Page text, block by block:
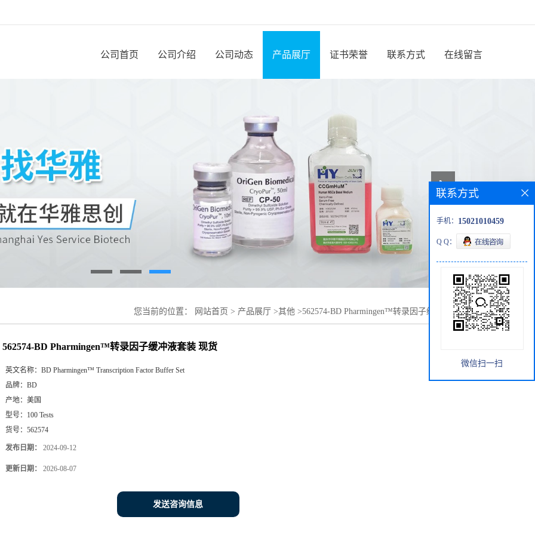
公司首页 公司介绍 公司动态 产品展厅 证书荣誉 联系方式 在线留言
您当前的位置： 网站首页 > 产品展厅 >其他 >562574-BD Pharmingen™转录因子缓冲液套装 现货
562574-BD Pharmingen™转录因子缓冲液套装 现货
英文名称： BD Pharmingen™ Transcription Factor Buffer Set
品牌： BD
产地： 美国
型号： 100 Tests
货号： 562574
发布日期： 2024-09-12
更新日期： 2026-08-07
发送咨询信息
联系方式
手机： 15021010459
Q Q：
微信扫一扫